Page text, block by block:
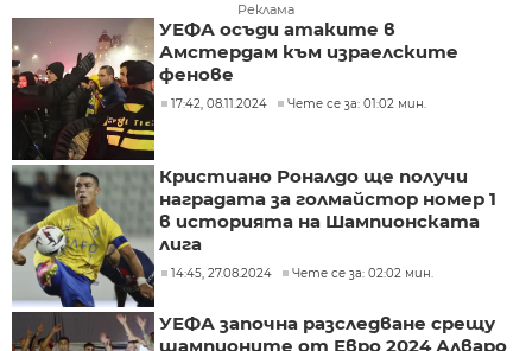
Реклама
УЕФА осъди атаките в
Амстердам към израелските
фенове
17:42, 08.11.2024 Чете се за: 01:02 мин.
Кристиано Роналдо ще получи
наградата за голмайстор номер 1
в историята на Шампионската
лига
14:45, 27.08.2024 Чете се за: 02:02 мин.
УЕФА започна разследване срещу
шампионите от Евро 2024 Алваро